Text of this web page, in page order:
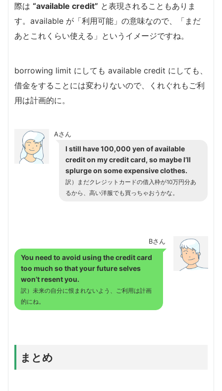
際は “available credit” と表現されることもありま
す。available が「利用可能」の意味なので、「まだ
あとこれくらい使える」というイメージですね。
borrowing limit にしても available credit にしても、
借金をすることには変わりないので、くれぐれもご利
用は計画的に。
Aさん
I still have 100,000 yen of available
credit on my credit card, so maybe I’ll
splurge on some expensive clothes.
訳）まだクレジットカードの借入枠が10万円分あ
るから、高い洋服でも買っちゃおうかな。
Bさん
You need to avoid using the credit card
too much so that your future selves
won’t resent you.
訳）未来の自分に恨まれないよう、ご利用は計画
的にね。
まとめ